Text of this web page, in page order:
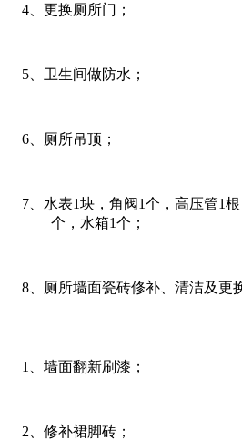
4 、更换厕所门；
5 、卫生间做防水；
6 、厕所吊顶；
7 、水表1块，角阀1个，高压管1
个，水箱1个；
8 、厕所墙面瓷砖修补、清洁及更
1 、墙面翻新刷漆；
2 、修补裙脚砖；